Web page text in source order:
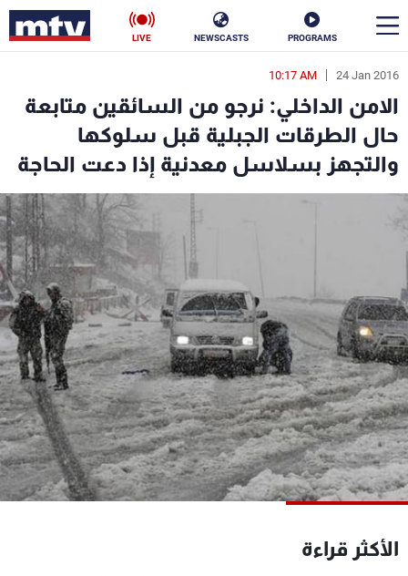
PROGRAMS
NEWSCASTS
LIVE
24 Jan 2016
10:17 AM
الامن الداخلي: نرجو من السائقين متابعة
حال الطرقات الجبلية قبل سلوكها
والتجهز بسلاسل معدنية إذا دعت الحاجة
الأكثر قراءة
en
الأخبار
سياسة ناس
فن
رياضة
كأس العالم
البرامج
جدول البرامج
شاهد البرامج
الترددات
لاعلاناتكم